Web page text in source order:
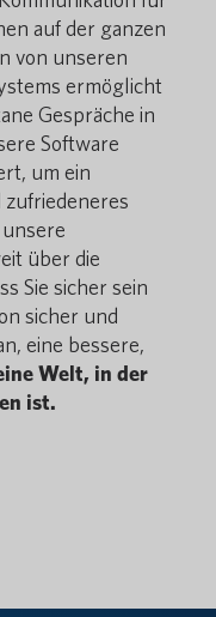
auf der ganzen
von unseren
ermöglicht
Gespräche in
Software
um ein
über die
Sie sicher sein
sicher und
eine bessere,
Welt, in der
ist.